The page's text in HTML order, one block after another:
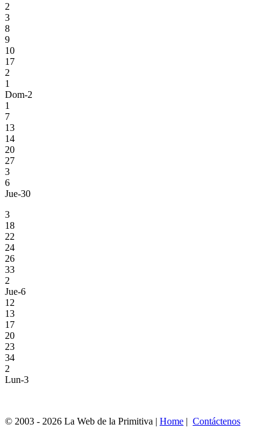
2
3
8
9
10
17
2
1
Dom-2
1
7
13
14
20
27
3
6
Jue-30
3
18
22
24
26
33
2
Jue-6
12
13
17
20
23
34
2
Lun-3
© 2003 - 2026 La Web de la Primitiva | Home | Contáctenos